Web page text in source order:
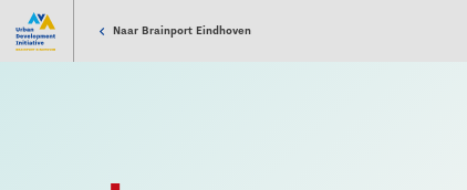
Naar Brainport Eindhoven